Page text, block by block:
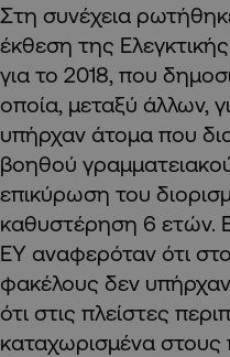
Στη συνέχεια
έκθεση της
για το 2018, που
οποία, μεταξύ άλλων,
υπήρχαν άτομα που
βοηθού
επικύρωση του
καθυστέρηση 6 ετών.
ΕΥ αναφερόταν ότι
φακέλους δεν
ότι στις πλείστες
καταχωρισμένα